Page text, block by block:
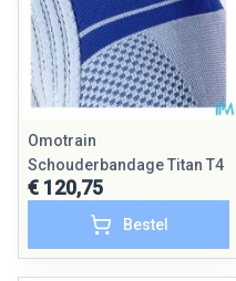
Omotrain
Schouderbandage Titan T4
€ 120,75
Bestel